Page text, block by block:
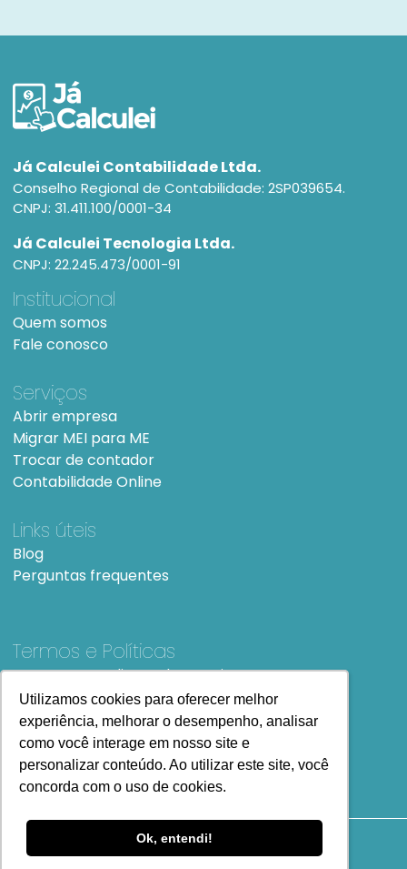
Utilizamos cookies para oferecer melhor
experiência, melhorar o desempenho, analisar
como você interage em nosso site e
personalizar conteúdo. Ao utilizar este site, você
concorda com o uso de cookies.
Ok, entendi!
Utilizamos cookies para oferecer melhor
experiência, melhorar o desempenho, analisar
como você interage em nosso site e
personalizar conteúdo. Ao utilizar este site, você
concorda com o uso de cookies.
Ok, entendi!
Já Calculei Contabilidade Ltda.
Conselho Regional de Contabilidade: 2SP039654.
CNPJ: 31.411.100/0001-34
Já Calculei Tecnologia Ltda.
CNPJ: 22.245.473/0001-91
Institucional
Quem somos
Fale conosco
Serviços
Abrir empresa
Migrar MEI para ME
Trocar de contador
Contabilidade Online
Links úteis
Blog
Perguntas frequentes
Termos e Políticas
Termos e condições de UsoSiteMap
Copyright
2023 Todos os Direitos